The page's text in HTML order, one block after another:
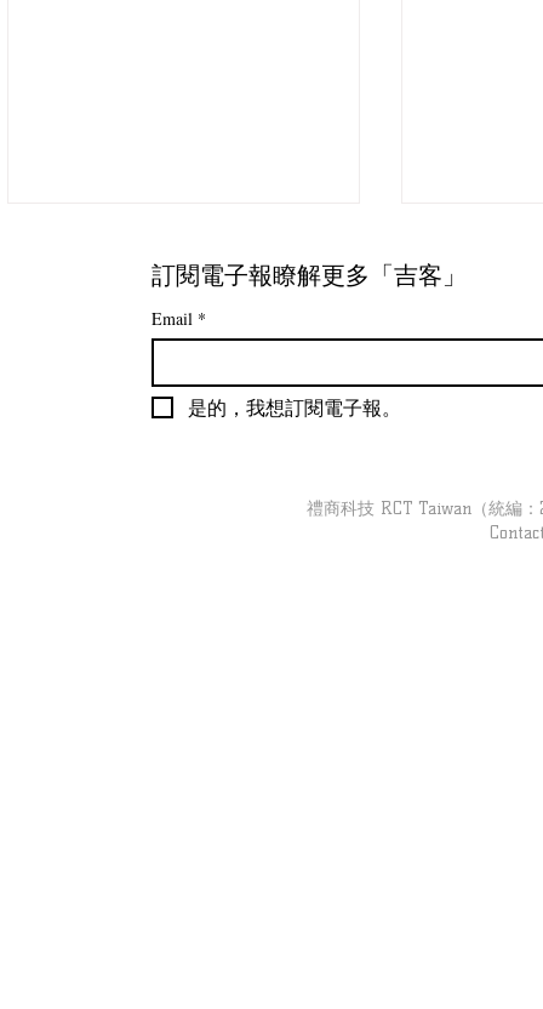
訂閱電子報瞭解更多「吉客」
Email *
是的，我想訂閱電子報。
禮商科技 RCT Taiwan（統編